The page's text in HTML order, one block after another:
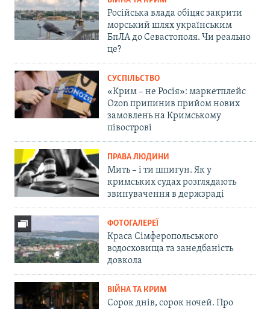
Російська влада обіцяє закрити
морський шлях українським
БпЛА до Севастополя. Чи реально
це?
СУСПІЛЬСТВО
«Крим – не Росія»: маркетплейс
Ozon припинив прийом нових
замовлень на Кримському
півострові
ПРАВА ЛЮДИНИ
Мить – і ти шпигун. Як у
кримських судах розглядають
звинувачення в держзраді
ФОТОГАЛЕРЕЇ
Краса Сімферопольського
водосховища та занедбаність
довкола
ВІЙНА ТА КРИМ
Сорок днів, сорок ночей. Про